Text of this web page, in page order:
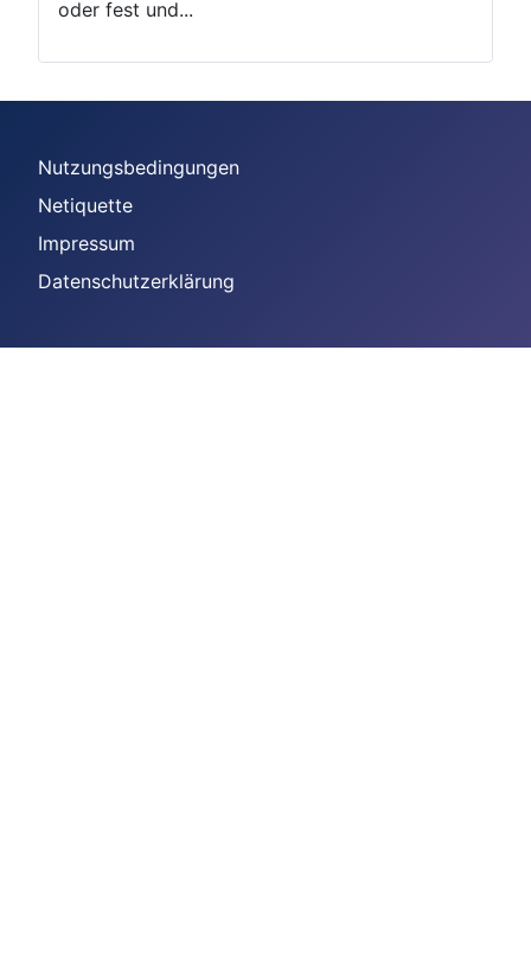
oder fest und...
Nutzungsbedingungen
Netiquette
Impressum
Datenschutzerklärung